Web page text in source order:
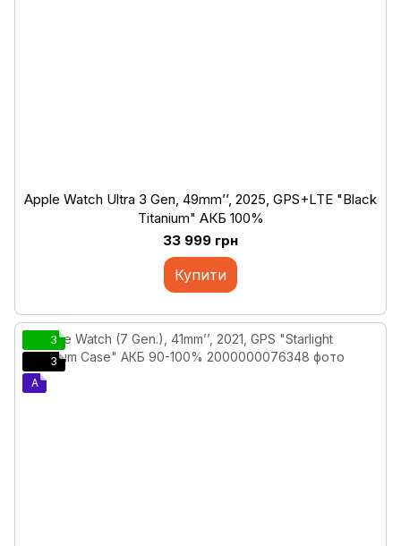
Apple Watch Ultra 3 Gen, 49mm’’, 2025, GPS+LTE "Black
Titanium" АКБ 100%
33 999 грн
Купити
3
3
A